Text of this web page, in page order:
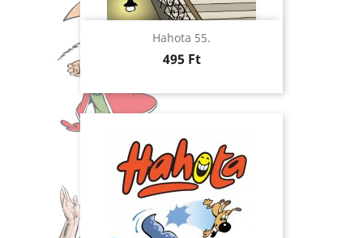
Hahota 55.
Ár
495 Ft